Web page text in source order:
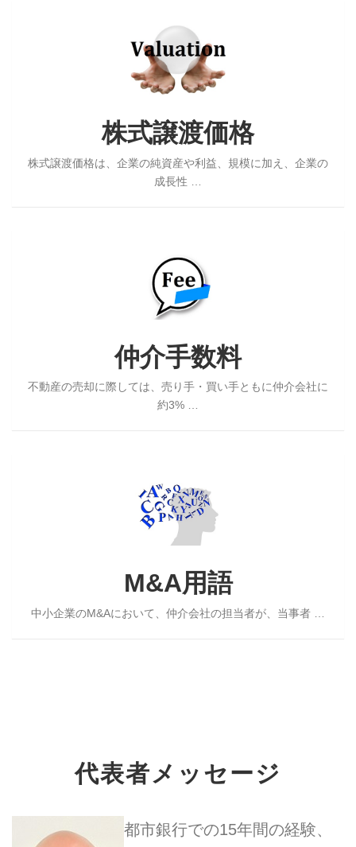
格
株式譲渡価格
株式譲渡価格は、企業の純資産や利益、規模に加え、企業の
成長性 …
仲介手数料
不動産の売却に際しては、売り手・買い手ともに仲介会社に
約3% …
M&A用語
中小企業のM&Aにおいて、仲介会社の担当者が、当事者 …
代表者メッセージ
都市銀行での15年間の経験、